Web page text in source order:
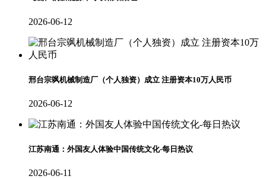
2026-06-12
邢台宗飒机械制造厂（个人独资）成立 注册资本10万人民币
2026-06-12
江苏南通：外国友人体验中国传统文化-每日热议
2026-06-11